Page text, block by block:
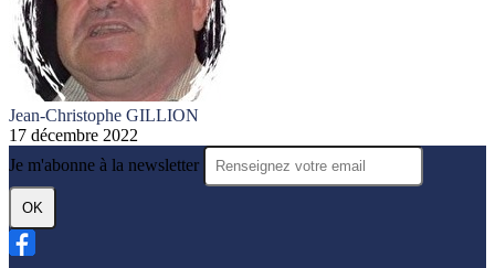
Jean-Christophe GILLION
17 décembre 2022
Je m'abonne à la newsletter
OK